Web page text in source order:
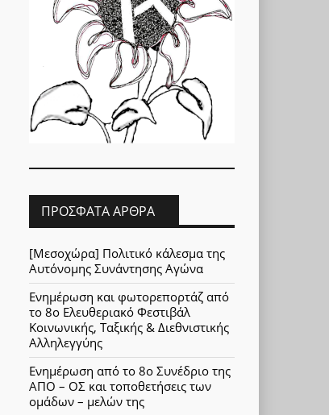
ΠΡΌΣΦΑΤΑ ΆΡΘΡΑ
[Μεσοχώρα] Πολιτικό κάλεσμα της
Αυτόνομης Συνάντησης Αγώνα
Ενημέρωση και φωτορεπορτάζ από
το 8ο Ελευθεριακό Φεστιβάλ
Κοινωνικής, Ταξικής & Διεθνιστικής
Αλληλεγγύης
Ενημέρωση από το 8ο Συνέδριο της
ΑΠΟ – ΟΣ και τοποθετήσεις των
ομάδων – μελών της